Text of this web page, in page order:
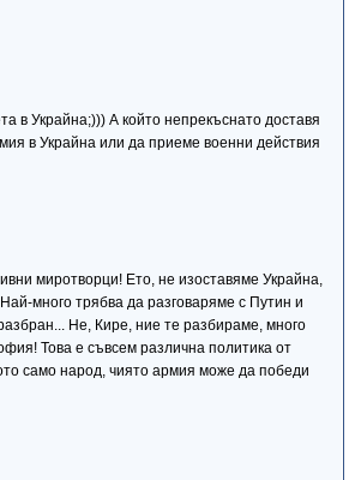
в Украйна;))) А който непрекъснато доставя
в Украйна или да приеме военни действия
миротворци! Ето, не изоставяме Украйна,
много трябва да разговаряме с Путин и
Не, Кире, ние те разбираме, много
Това е съвсем различна политика от
само народ, чиято армия може да победи